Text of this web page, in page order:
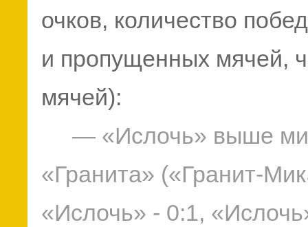
очков, количество
и пропущенных мячей,
мячей):
— «Ислочь» выше
«Гранита» («Гранит-
«Ислочь» - 0:1,